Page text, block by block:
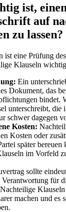
ist,
auf
zu lassen?
ist eine Prüfung
Klauseln
Ein
Dokument, das
bindet.
unterschreibt, die
schwer dagegen
Kosten:
Kosten oder
später bereuen
im Vorfeld
sollte
Verantwortung für
machen und es